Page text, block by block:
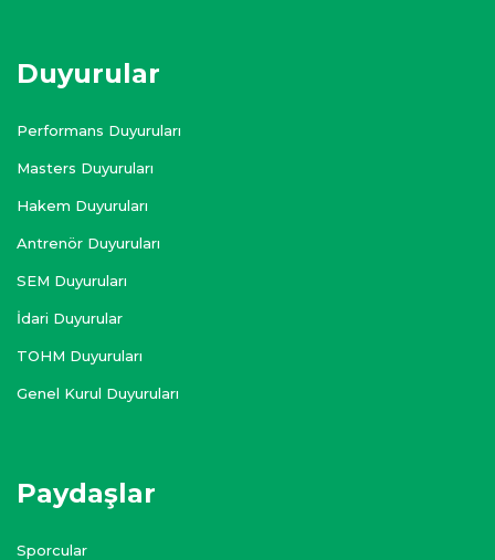
Duyurular
Performans Duyuruları
Masters Duyuruları
Hakem Duyuruları
Antrenör Duyuruları
SEM Duyuruları
İdari Duyurular
TOHM Duyuruları
Genel Kurul Duyuruları
Paydaşlar
Sporcular